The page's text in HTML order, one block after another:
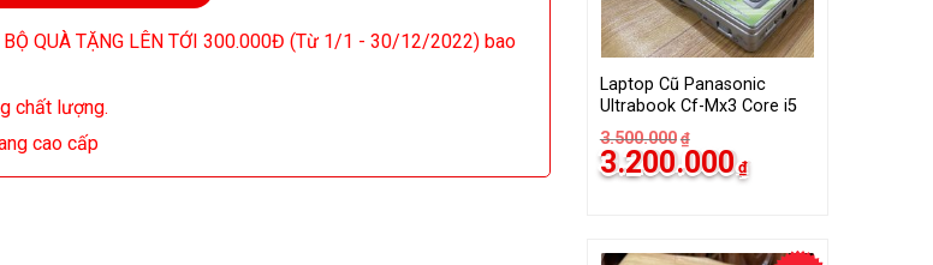
Laptop Cũ Panasonic
Ultrabook Cf-Mx3 Core i5
3.500.000 ₫
Giá
gốc
3.200.000 ₫hiện
tại
BỘ QUÀ TẶNG LÊN TỚI 300.000Đ (Từ 1/1 - 30/12/2022) bao
chất lượng.
cao cấp